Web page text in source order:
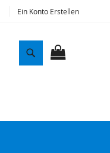
Ein Konto Erstellen
S
h